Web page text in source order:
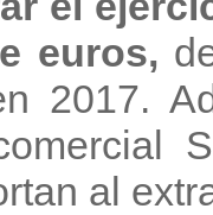
euros,
2017.
al